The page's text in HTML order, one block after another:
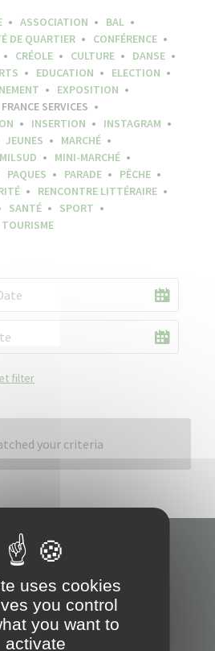
ASSOCIATION
BAL
DE QUARTIER
CONFÉRENCE
CRÉOLE CULTURE
DANSE
EDUCATION
ELECTION
EXPOSITION
FRANCE SERVICES
INSERTION
INSTAGRAM
JEUNES
MARCHÉ
MILSUD
MINI-MARCHÉ
PAQUES PARADE
PÊCHE
RENCONTRE LITTÉRAIRE
SANTÉ
SPORT
TOURISME
filter
your criteria
uses cookies
you control
you want to
activate